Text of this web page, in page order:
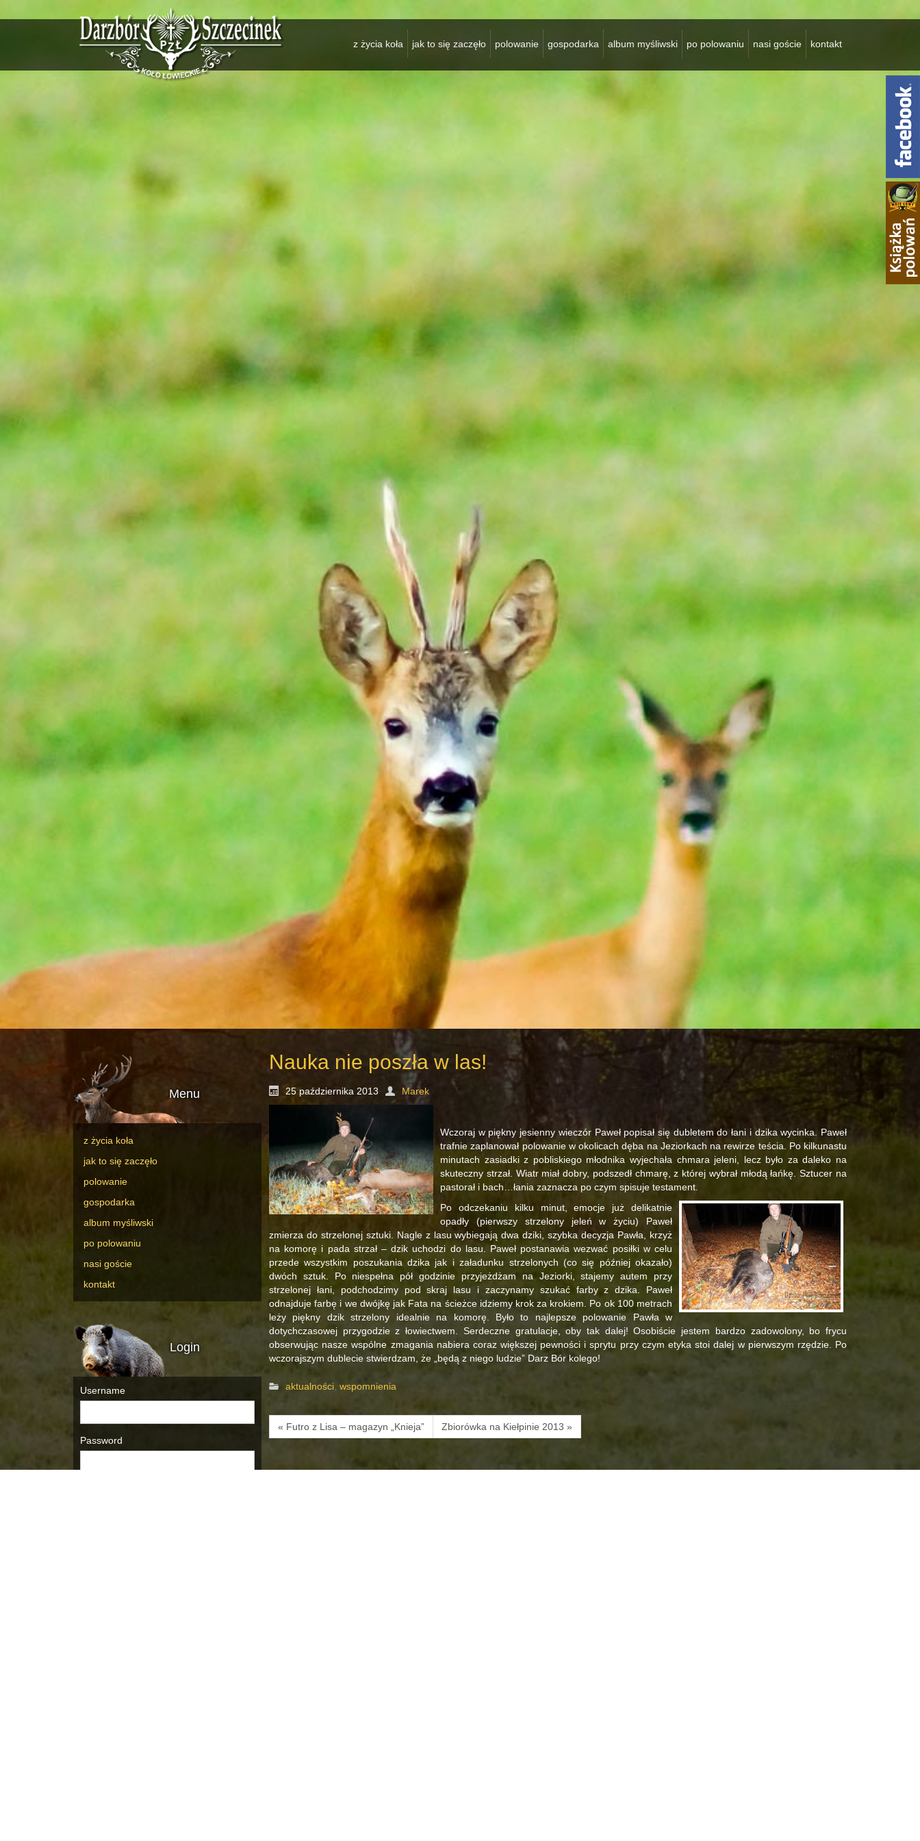
z życia koła jak to się zaczęło polowanie gospodarka album myśliwski po polowaniu nasi goście kontakt
Menu
z życia koła
jak to się zaczęło
polowanie
gospodarka
album myśliwski
po polowaniu
nasi goście
kontakt
Login
Username
Password
Nauka nie poszła w las!
25 października 2013 Marek
Wczoraj w piękny jesienny wieczór Paweł popisał się dubletem do łani i dzika wycinka. Paweł
trafnie zaplanował polowanie w okolicach dęba na Jeziorkach na rewirze teścia. Po kilkunastu
minutach zasiadki z pobliskiego młodnika wyjechała chmara jeleni, lecz było za daleko na
skuteczny strzał. Wiatr miał dobry, podszedł chmarę, z której wybrał młodą łańkę. Sztucer na
pastorał i bach…łania zaznacza po czym spisuje testament.
Po odczekaniu kilku minut, emocje już delikatnie
opadły (pierwszy strzelony jeleń w życiu) Paweł
zmierza do strzelonej sztuki. Nagle z lasu wybiegają dwa dziki, szybka decyzja Pawła, krzyż
na komorę i pada strzał – dzik uchodzi do lasu. Paweł postanawia wezwać posiłki w celu
przede wszystkim poszukania dzika jak i załadunku strzelonych (co się później okazało)
dwóch sztuk. Po niespełna pół godzinie przyjeżdżam na Jeziorki, stajemy autem przy
strzelonej łani, podchodzimy pod skraj lasu i zaczynamy szukać farby z dzika. Paweł
odnajduje farbę i we dwójkę jak Fata na ścieżce idziemy krok za krokiem. Po ok 100 metrach
leży piękny dzik strzelony idealnie na komorę. Było to najlepsze polowanie Pawła w
dotychczasowej przygodzie z łowiectwem. Serdeczne gratulacje, oby tak dalej! Osobiście jestem bardzo zadowolony, bo frycu
obserwując nasze wspólne zmagania nabiera coraz większej pewności i sprytu przy czym etyka stoi dalej w pierwszym rzędzie. Po
wczorajszym dublecie stwierdzam, że „będą z niego ludzie” Darz Bór kolego!
aktualności, wspomnienia
« Futro z Lisa – magazyn „Knieja” Zbiorówka na Kiełpinie 2013 »